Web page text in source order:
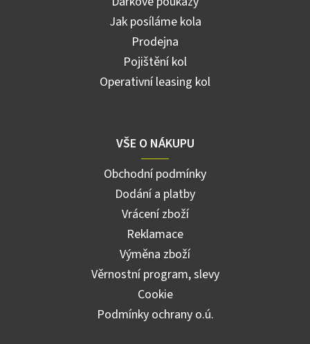
Jak posíláme kola
Prodejna
Pojištění kol
Operativní leasing kol
VŠE O NÁKUPU
Obchodní podmínky
Dodání a platby
Vrácení zboží
Reklamace
Výměna zboží
Věrnostní program, slevy
Cookie
Podmínky ochrany o.ú.